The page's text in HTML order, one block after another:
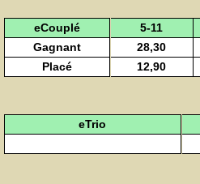
eCouplé 5-11
Gagnant
28,30
Placé
12,90
eTrio